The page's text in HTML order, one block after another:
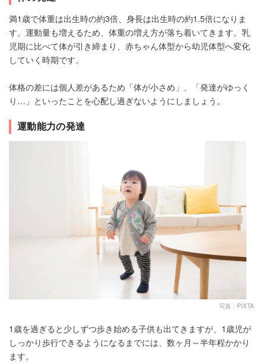
満1歳で体重は出生時の約3倍、身長は出生時の約1.5倍になりま
す。運動量も増えるため、体重の増え方が落ち着いてきます。乳
児期に比べて体が引き締まり、赤ちゃん体型から幼児体型へ変化
していく時期です。
体格の差には個人差があるため「体が小さめ」、「発達がゆっく
り…」といったことを心配し過ぎないようにしましょう。
運動能力の発達
写真：PIXTA
1歳を過ぎると少しずつ歩き始める子供も出てきますが、1歳児が
しっかり歩行できるようになるまでには、数ヶ月～半年程かかり
ます。